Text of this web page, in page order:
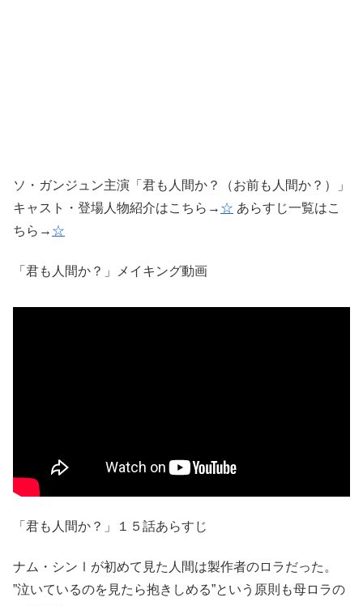
ソ・ガンジュン主演「君も人間か？（お前も人間か？）」
キャスト・登場人物紹介はこちら→ ☆ あらすじ一覧はこ
ちら→ ☆
「君も人間か？」メイキング動画
「君も人間か？」１５話あらすじ
ナム・シンⅠが初めて見た人間は製作者のロラだった。
”泣いているのを見たら抱きしめる”という原則も母ロラの